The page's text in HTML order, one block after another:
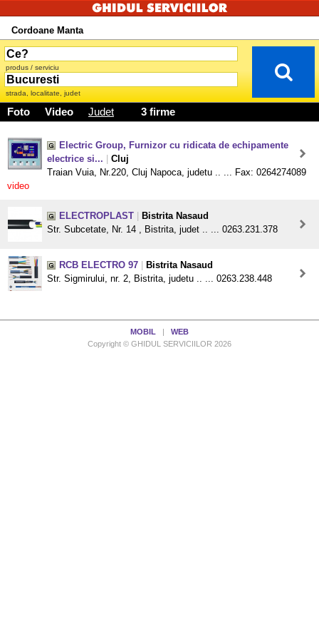
Cordoane Manta
produs / serviciu
strada, localitate, judet
Foto Video Judet 3 firme
Electric Group, Furnizor cu ridicata de echipamente
electrice si...
Cluj
Traian Vuia, Nr.220, Cluj Napoca, judetu .. ... Fax: 0264274089
video
ELECTROPLAST
Bistrita Nasaud
Str. Subcetate, Nr. 14 , Bistrita, judet .. ... 0263.231.378
RCB ELECTRO 97
Bistrita Nasaud
Str. Sigmirului, nr. 2, Bistrita, judetu .. ... 0263.238.448
MOBIL
WEB
Copyright © GHIDUL SERVICIILOR 2026